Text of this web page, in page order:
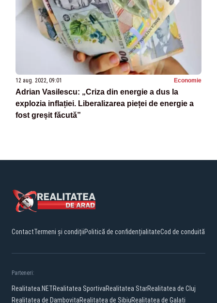
12 aug. 2022, 09:01 Economie
Adrian Vasilescu: „Criza din energie a dus la
explozia inflației. Liberalizarea pieței de energie a
fost greșit făcută”
ContactTermeni și condițiiPolitică de confidențialitateCod de conduită
Parteneri:
Realitatea.NETRealitatea SportivaRealitatea StarRealitatea de Cluj
Realitatea de DambovitaRealitatea de SibiuRealitatea de Galati